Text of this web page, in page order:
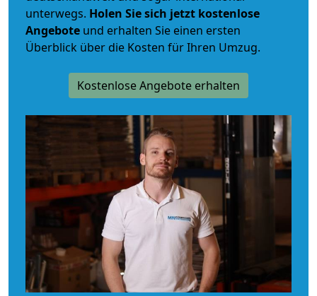
unterwegs. Holen Sie sich jetzt kostenlose
Angebote und erhalten Sie einen ersten
Überblick über die Kosten für Ihren Umzug.
Kostenlose Angebote erhalten